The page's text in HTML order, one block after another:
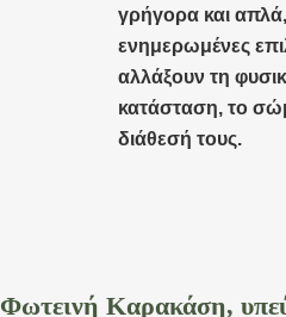
γρήγορα και απλά,
ενημερωμένες
αλλάξουν τη
κατάσταση, το
διάθεσή τους.
Φωτεινή Καρακάση,